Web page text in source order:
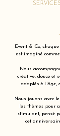
Event & Co,
est imaginé
Nous
créative, douce et
adaptés à l’âge,
Nous jouons avec
les thèmes pour
stimulant, pensé
cet